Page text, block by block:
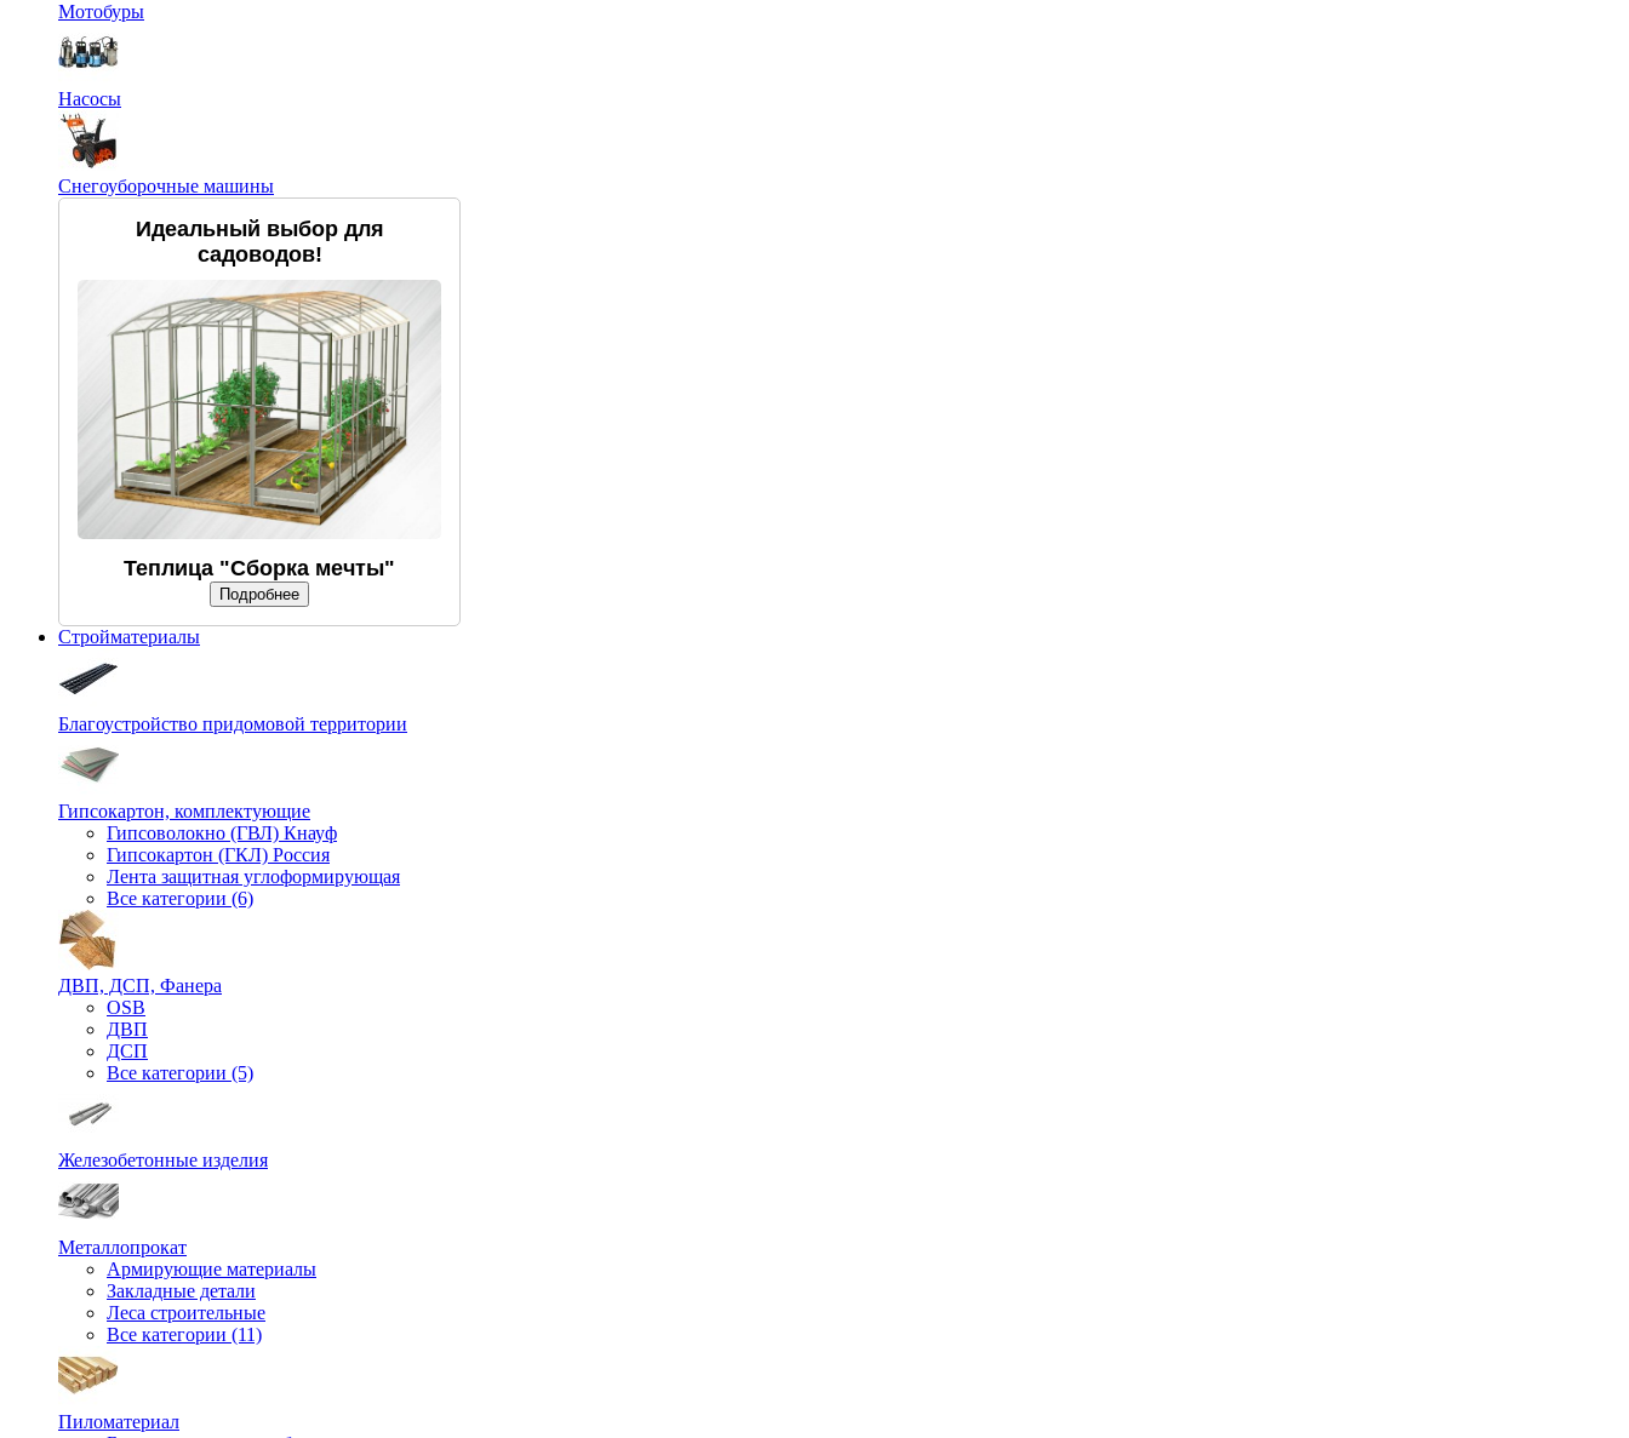
Мотобуры
Насосы
Снегоуборочные машины
Идеальный выбор для
садоводов!
Теплица "Сборка мечты"
Подробнее
Стройматериалы
Благоустройство придомовой территории
Гипсокартон, комплектующие
Гипсоволокно (ГВЛ) Кнауф
Гипсокартон (ГКЛ) Россия
Лента защитная углоформирующая
Все категории (6)
ДВП, ДСП, Фанера
OSB
ДВП
ДСП
Все категории (5)
Железобетонные изделия
Металлопрокат
Армирующие материалы
Закладные детали
Леса строительные
Все категории (11)
Пиломатериал